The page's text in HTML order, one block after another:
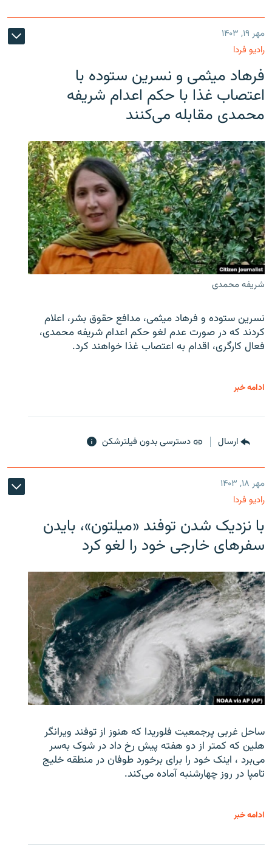
مهر ۱۹, ۱۴۰۳
رادیو فردا
فرهاد میثمی و نسرین ستوده با
اعتصاب غذا با حکم اعدام شریفه
محمدی مقابله می‌کنند
شریفه محمدی
نسرین ستوده و فرهاد میثمی، مدافع حقوق بشر، اعلام
کردند که در صورت عدم لغو حکم اعدام شریفه محمدی،
فعال کارگری، اقدام به اعتصاب غذا خواهند کرد.
ادامه خبر
ارسال دسترسی بدون فیلترشکن
مهر ۱۸, ۱۴۰۳
رادیو فردا
با نزدیک شدن توفند «میلتون»، بایدن
سفرهای خارجی خود را لغو کرد
ساحل غربی پرجمعیت فلوریدا که هنوز از توفند ویرانگر
هلین که کمتر از دو هفته پیش رخ داد در شوک به‌سر
می‌برد ، اینک خود را برای برخورد طوفان در منطقه خلیج
تامپا در روز چهارشنبه آماده می‌کند.
ادامه خبر